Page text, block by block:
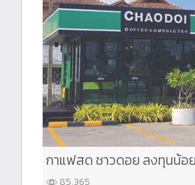
กาแฟสด ชาวดอย ลงทุนน้อ
85,365